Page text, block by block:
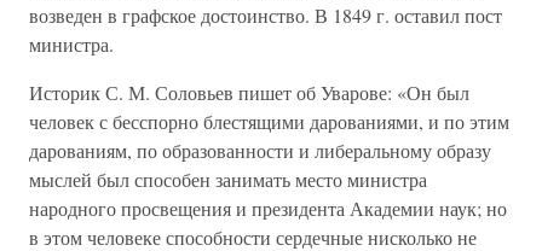
возведен в графское достоинство. В 1849 г. оставил пост
министра.
Историк С. М. Соловьев пишет об Уварове: «Он был
человек с бесспорно блестящими дарованиями, и по этим
дарованиям, по образованности и либеральному образу
мыслей был способен занимать место министра
народного просвещения и президента Академии наук; но
в этом человеке способности сердечные нисколько не